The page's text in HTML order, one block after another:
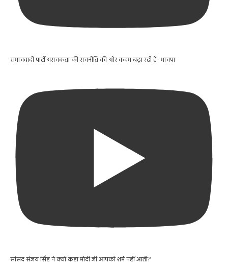
समाजवादी पार्टी अराजकता की राजनीति की ओर कदम बढ़ा रही है- भाजपा
सांसद संजय सिंह ने क्यों कहा मोदी जी आपको शर्म नहीं आती?